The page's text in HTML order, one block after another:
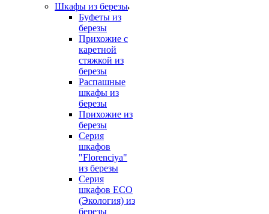
Шкафы из березы
Буфеты из
березы
Прихожие с
каретной
стяжкой из
березы
Распашные
шкафы из
березы
Прихожие из
березы
Серия
шкафов
"Florenciya"
из березы
Серия
шкафов ECO
(Экология) из
березы